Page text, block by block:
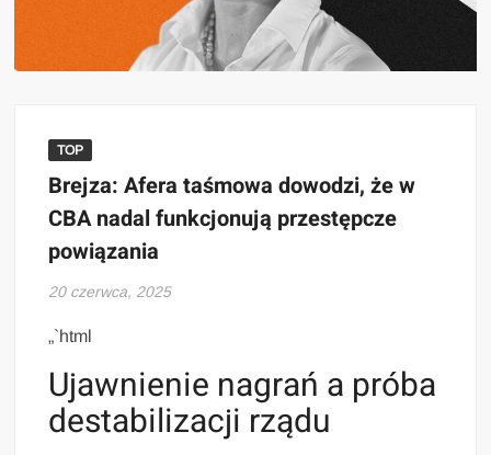
TOP
Brejza: Afera taśmowa dowodzi, że w
CBA nadal funkcjonują przestępcze
powiązania
20 czerwca, 2025
„`html
Ujawnienie nagrań a próba
destabilizacji rządu